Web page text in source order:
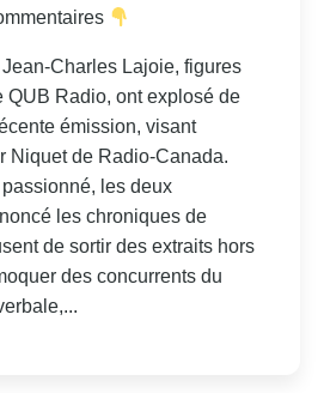
Charles Lajoie, figures
QUB Radio, ont explosé de
émission, visant
Niquet de Radio-Canada.
les deux
les chroniques de
de sortir des extraits hors
des concurrents du